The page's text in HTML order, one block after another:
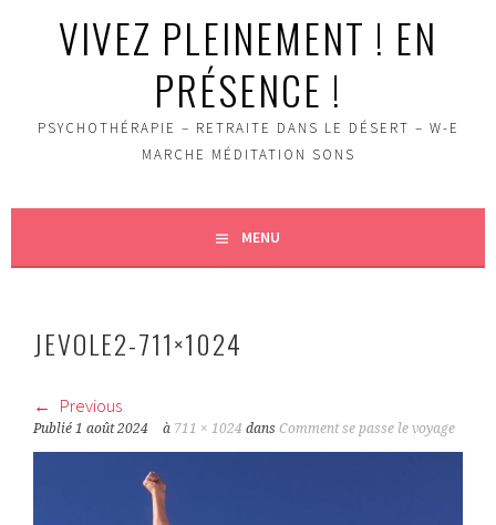
VIVEZ PLEINEMENT ! EN
PRÉSENCE !
PSYCHOTHÉRAPIE – RETRAITE DANS LE DÉSERT – W-E
MARCHE MÉDITATION SONS
MENU
JEVOLE2-711×1024
Previous
Publié1 août 2024 à 711 × 1024 dansComment se passe le voyage